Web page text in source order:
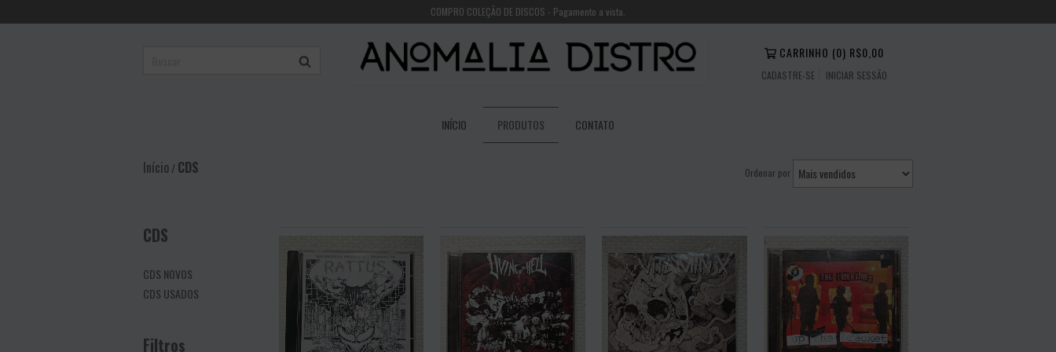
COMPRO COLEÇÃO DE DISCOS - Pagamento a vista.
CARRINHO (0) R$0,00
CADASTRE-SE INICIAR SESSÃO
INÍCIO PRODUTOS CONTATO
Início/CDS Ordenar por
CDS
CDS NOVOS
CDS USADOS
Filtros